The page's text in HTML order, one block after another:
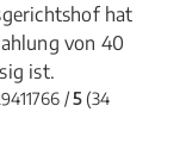
hat
von 40
ist.
/5(34